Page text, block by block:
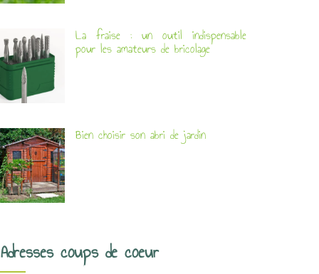
La fraise : un outil indispensable
pour les amateurs de bricolage
Bien choisir son abri de jardin
Adresses coups de coeur